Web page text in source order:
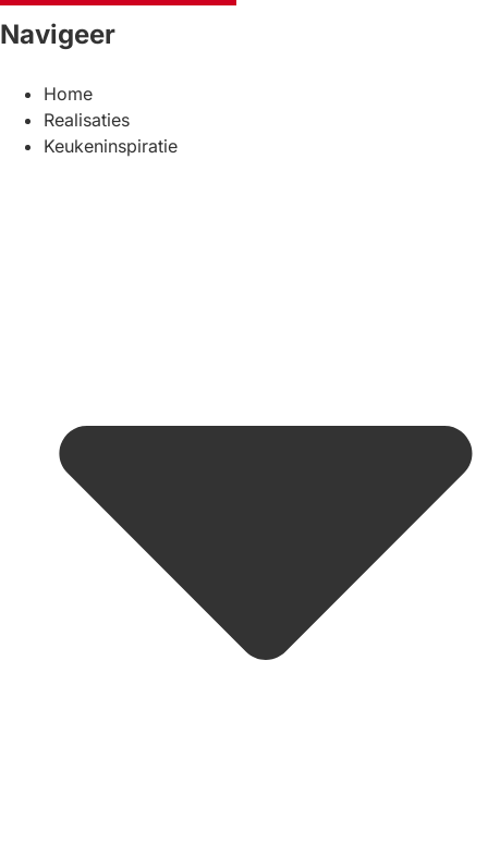
Navigeer
Home
Realisaties
Keukeninspiratie